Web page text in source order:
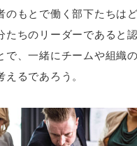
のもとで働く部下たちは
たちのリーダーであると
で、一緒にチームや組織
るであろう。